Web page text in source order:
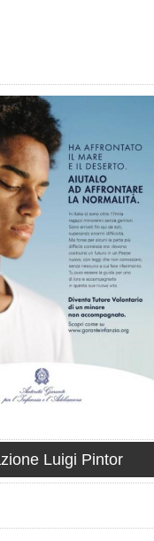
Luigi Pintor